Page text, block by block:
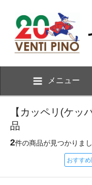
メニュー
【カッペリ(ケッ
品
2件の商品が見つかりま
おすす